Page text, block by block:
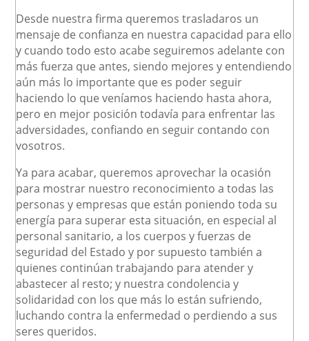
Desde nuestra firma queremos trasladaros un
mensaje de confianza en nuestra capacidad para ello
y cuando todo esto acabe seguiremos adelante con
más fuerza que antes, siendo mejores y entendiendo
aún más lo importante que es poder seguir
haciendo lo que veníamos haciendo hasta ahora,
pero en mejor posición todavía para enfrentar las
adversidades, confiando en seguir contando con
vosotros.
Ya para acabar, queremos aprovechar la ocasión
para mostrar nuestro reconocimiento a todas las
personas y empresas que están poniendo toda su
energía para superar esta situación, en especial al
personal sanitario, a los cuerpos y fuerzas de
seguridad del Estado y por supuesto también a
quienes continúan trabajando para atender y
abastecer al resto; y nuestra condolencia y
solidaridad con los que más lo están sufriendo,
luchando contra la enfermedad o perdiendo a sus
seres queridos.